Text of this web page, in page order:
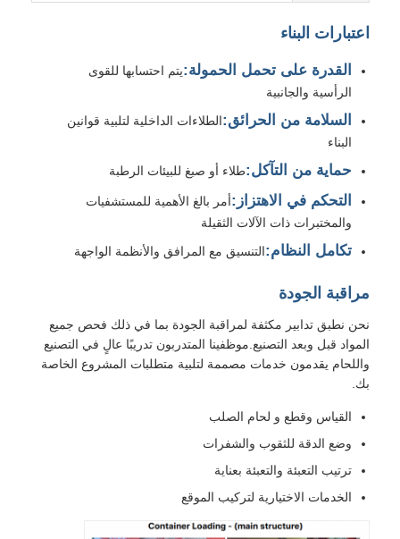
اعتبارات البناء
القدرة على تحمل الحمولة:يتم احتسابها للقوى
الرأسية والجانبية
السلامة من الحرائق:الطلاءات الداخلية لتلبية قوانين
البناء
حماية من التآكل:طلاء أو صبغ للبيئات الرطبة
التحكم في الاهتزاز:أمر بالغ الأهمية للمستشفيات
والمختبرات ذات الآلات الثقيلة
تكامل النظام:التنسيق مع المرافق والأنظمة الواجهة
مراقبة الجودة
نحن نطبق تدابير مكثفة لمراقبة الجودة بما في ذلك فحص جميع
المواد قبل وبعد التصنيع.موظفينا المتدربون تدريبًا عالٍ في التصنيع
واللحام يقدمون خدمات مصممة لتلبية متطلبات المشروع الخاصة
بك.
القياس وقطع و لحام الصلب
وضع الدقة للثقوب والشفرات
ترتيب التعبئة والتعبئة بعناية
الخدمات الاختيارية لتركيب الموقع